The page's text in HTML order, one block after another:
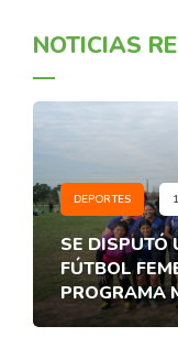
NOTICIAS
DEPORTES
SE DISPUTÓ
FÚTBOL
PROGRAMA